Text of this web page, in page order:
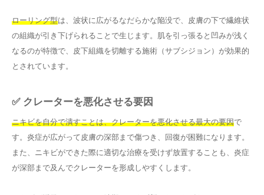
ローリング型は、波状に広がるなだらかな陥没で、皮膚の下で繊維状
の組織が引き下げられることで生じます。肌を引っ張ると凹みが浅く
なるのが特徴で、皮下組織を切離する施術（サブシジョン）が効果的
とされています。
✅ クレーターを悪化させる要因
ニキビを自分で潰すことは、クレーターを悪化させる最大の要因で
す。炎症が広がって皮膚の深部まで傷つき、回復が困難になります。
また、ニキビができた際に適切な治療を受けず放置することも、炎症
が深部まで及んでクレーターを形成しやすくします。